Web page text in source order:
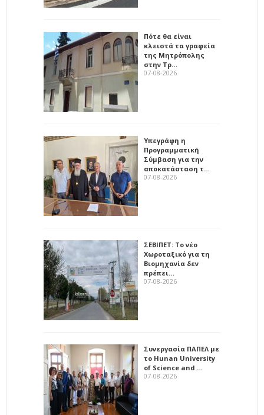
Πότε θα είναι
κλειστά τα γραφεία
της Μητρόπολης
στην Τρ…
07-08-2026
Υπεγράφη η
Προγραμματική
Σύμβαση για την
αποκατάσταση τ…
07-08-2026
ΣΕΒΙΠΕΤ: Το νέο
Χωροταξικό για τη
Βιομηχανία δεν
πρέπει…
07-08-2026
Συνεργασία ΠΑΠΕΛ με
το Hunan University
of Science and …
07-08-2026